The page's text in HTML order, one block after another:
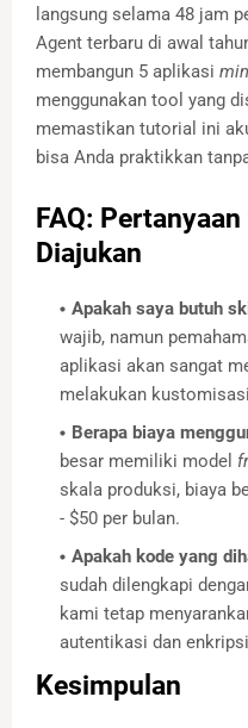
langsung selama 48 jam
Agent terbaru di awal
membangun 5 aplikasi
menggunakan tool yang
memastikan tutorial ini
bisa Anda praktikkan
FAQ:
Diajukan
Apakah saya butuh
wajib, namun
aplikasi akan sangat
melakukan
Berapa biaya
besar memiliki model
skala produksi, biaya
- $50 per bulan.
Apakah kode yang
sudah dilengkapi
kami tetap
autentikasi dan
Kesimpulan